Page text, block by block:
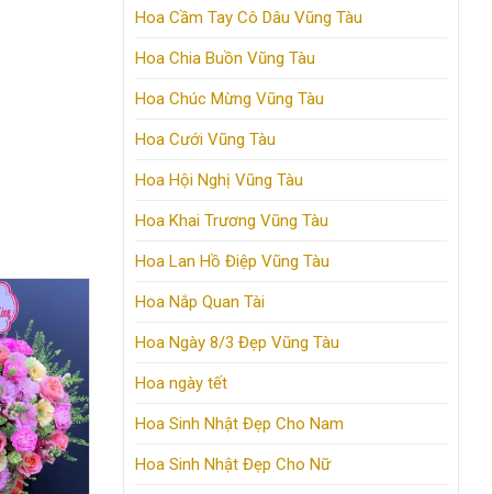
Hoa Cầm Tay Cô Dâu Vũng Tàu
Hoa Chia Buồn Vũng Tàu
Hoa Chúc Mừng Vũng Tàu
Hoa Cưới Vũng Tàu
Hoa Hội Nghị Vũng Tàu
Hoa Khai Trương Vũng Tàu
Hoa Lan Hồ Điệp Vũng Tàu
Hoa Nắp Quan Tài
Hoa Ngày 8/3 Đẹp Vũng Tàu
Hoa ngày tết
Hoa Sinh Nhật Đẹp Cho Nam
Hoa Sinh Nhật Đẹp Cho Nữ